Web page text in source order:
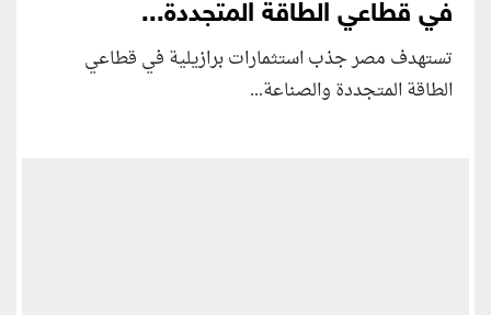
في قطاعي الطاقة المتجددة...
تستهدف مصر جذب استثمارات برازيلية في قطاعي
الطاقة المتجددة والصناعة...